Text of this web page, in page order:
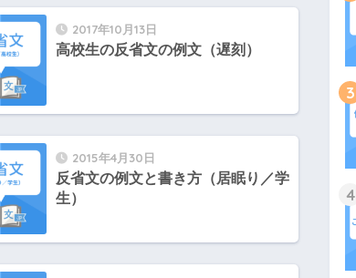
2017年10月13日
高校生の反省文の例文（遅刻）
2015年4月30日
反省文の例文と書き方（居眠り／学
生）
3
4